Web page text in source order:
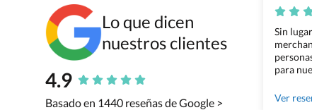
Lo que dicen
nuestros clientes
4.9
Basado en 1440 reseñas de Google >
Sin
para
Ver